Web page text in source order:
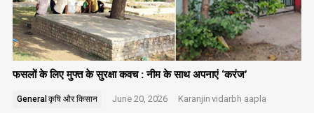
फसलों के लिए मुफ्त के सुरक्षा कवच : नीम के साथ अपनाएं ‘करंज’
General कृषि और किसान June 20, 2026 Karanjin vidarbh aapla